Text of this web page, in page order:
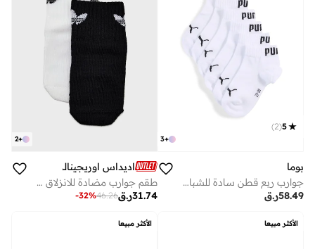
+
3
5
(
2
)
بوما
جوارب ربع قطن سادة للشباب 3 قطع
ر.ق58.49
+
2
اديداس اوريجينالز
طقم جوارب مضادة للانزلاق مكون من قطعتين
ر.ق31.74
46.26
-32%
الأكثر مبيعا الأكثر مبيعا